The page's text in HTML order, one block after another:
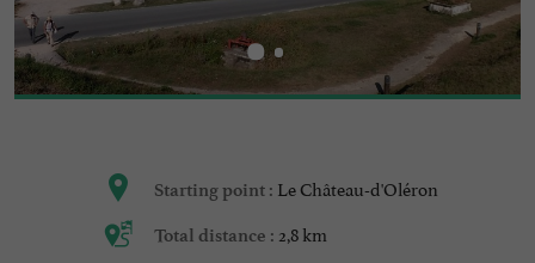
Starting point : Le Château-d'Oléron
Total distance : 2,8 km